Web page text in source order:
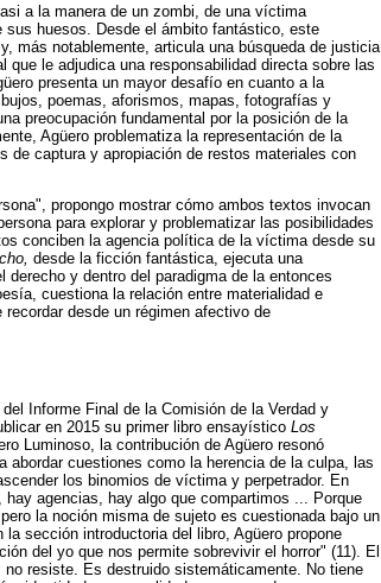
a la manera de un zombi, de una víctima
huesos. Desde el ámbito fantástico, este
más notablemente, articula una búsqueda de justicia
le adjudica una responsabilidad directa sobre las
presenta un mayor desafío en cuanto a la
poemas, aforismos, mapas, fotografías y
preocupación fundamental por la posición de la
Agüero problematiza la representación de la
de captura y apropiación de restos materiales con
propongo mostrar cómo ambos textos invocan
para explorar y problematizar las posibilidades
conciben la agencia política de la víctima desde su
desde la ficción fantástica, ejecuta una
y dentro del paradigma de la entonces
cuestiona la relación entre materialidad e
desde un régimen afectivo de
Informe Final de la Comisión de la Verdad y
en 2015 su primer libro ensayístico Los
Luminoso, la contribución de Agüero resonó
cuestiones como la herencia de la culpa, las
los binomios de víctima y perpetrador. En
agencias, hay algo que compartimos ... Porque
la noción misma de sujeto es cuestionada bajo un
sección introductoria del libro, Agüero propone
del yo que nos permite sobrevivir el horror" (11). El
resiste. Es destruido sistemáticamente. No tiene